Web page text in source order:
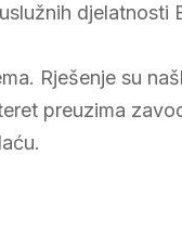
djelatnosti
Rješenje su
preuzima